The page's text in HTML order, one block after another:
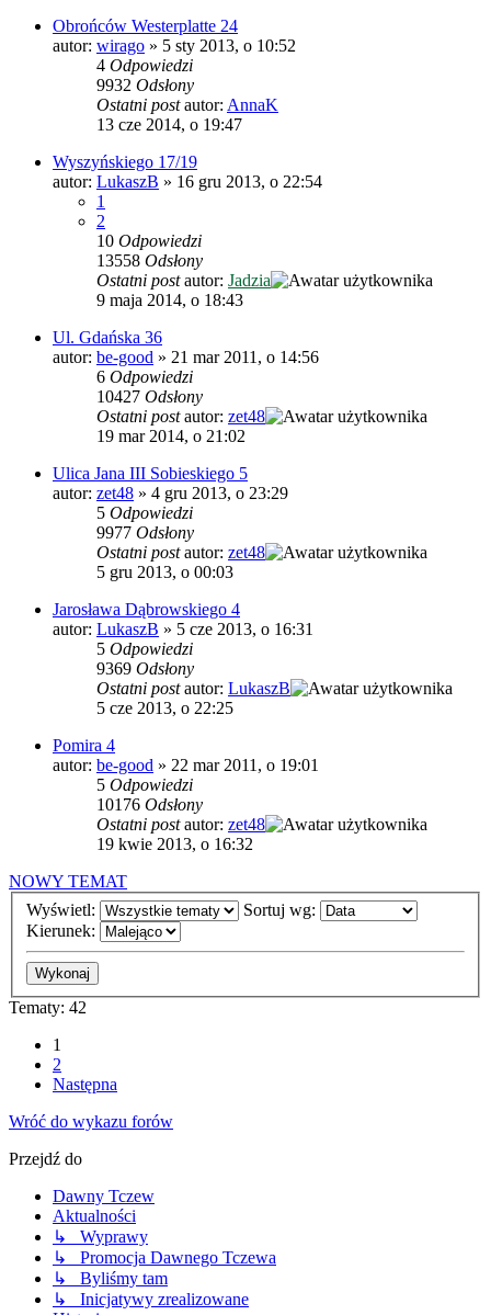
Obrońców Westerplatte 24
autor: wirago » 5 sty 2013, o 10:52
4 Odpowiedzi
9932 Odsłony
Ostatni postautor: AnnaK
13 cze 2014, o 19:47
Wyszyńskiego 17/19
autor: LukaszB » 16 gru 2013, o 22:54
1
2
10 Odpowiedzi
13558 Odsłony
Ostatni postautor: Jadzia
9 maja 2014, o 18:43
Ul. Gdańska 36
autor: be-good » 21 mar 2011, o 14:56
6 Odpowiedzi
10427 Odsłony
Ostatni postautor: zet48
19 mar 2014, o 21:02
Ulica Jana III Sobieskiego 5
autor: zet48 » 4 gru 2013, o 23:29
5 Odpowiedzi
9977 Odsłony
Ostatni postautor: zet48
5 gru 2013, o 00:03
Jarosława Dąbrowskiego 4
autor: LukaszB » 5 cze 2013, o 16:31
5 Odpowiedzi
9369 Odsłony
Ostatni postautor: LukaszB
5 cze 2013, o 22:25
Pomira 4
autor: be-good » 22 mar 2011, o 19:01
5 Odpowiedzi
10176 Odsłony
Ostatni postautor: zet48
19 kwie 2013, o 16:32
NOWY TEMAT
Wyświetl:
Sortuj wg:
Kierunek:
Tematy: 42
1
2
Następna
Wróć do wykazu forów
Przejdź do
Dawny Tczew
Aktualności
↳ Wyprawy
↳ Promocja Dawnego Tczewa
↳ Byliśmy tam
↳ Inicjatywy zrealizowane